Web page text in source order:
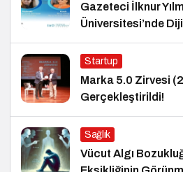
Gazeteci İlknur
Üniversitesi’nde
Okuryazarlığı
Startup
Marka 5.0 Zirvesi
Gerçekleştirildi!
Sağlık
Vücut Algı